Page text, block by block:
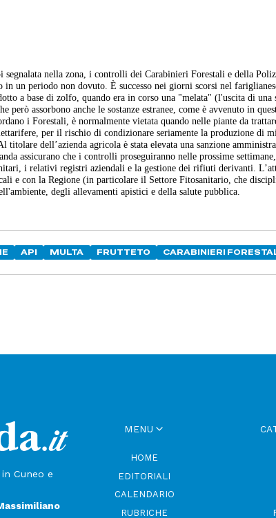
segnalata nella zona, i controlli dei Carabinieri Forestali e della
in un periodo non dovuto. È successo nei giorni scorsi nel
a base di zolfo, quando era in corso una "melata" (l'uscita di
però assorbono anche le sostanze estranee, come è avvenuto in
i Forestali, è normalmente vietata quando nelle piante da
per il rischio di condizionare seriamente la produzione di
titolare dell’azienda agricola è stata elevata una sanzione
assicurano che i controlli proseguiranno nelle prossime
i relativi registri aziendali e la gestione dei rifiuti derivanti.
e con la Regione (in particolare il Settore Fitosanitario, che
degli allevamenti apistici e della salute pubblica.
API MULTA FRUTTETO CARABINIERI
Cuneo e
MENU
HOME
EDITORIALI
CALENDARIO
RUBRICHE